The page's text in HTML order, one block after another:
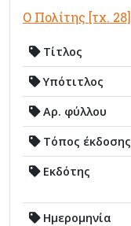
Ο Πολίτης [τχ. 28]
Τίτλος
Υπότιτλος
Αρ. φύλλου
Τόπος έκδοσης
Εκδότης
Ημερομηνία